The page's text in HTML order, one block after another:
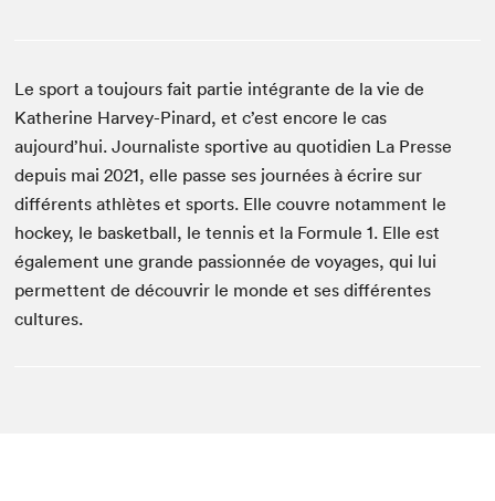
Le sport a toujours fait partie intégrante de la vie de
Katherine Harvey-Pinard, et c’est encore le cas
aujourd’hui. Journaliste sportive au quotidien La Presse
depuis mai 2021, elle passe ses journées à écrire sur
différents athlètes et sports. Elle couvre notamment le
hockey, le basketball, le tennis et la Formule 1. Elle est
également une grande passionnée de voyages, qui lui
permettent de découvrir le monde et ses différentes
cultures.